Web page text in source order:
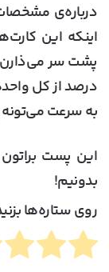
درباره‌ی
درصد از کل
به سرعت می‌تونه
این پست
بدونیم!
روی ستاره‌ها